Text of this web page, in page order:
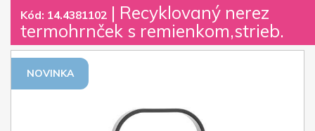
Kód: 14.4381102 | Recyklovaný nerez
termohrnček s remienkom,strieb.
NOVINKA